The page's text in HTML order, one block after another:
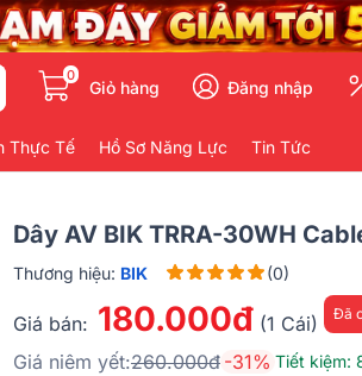
0
Giỏ hàng Đăng nhập
Thực Tế Hồ Sơ Năng Lực Tin Tức
Dây AV BIK TRRA-30WH
Thương hiệu: BIK (0)
Giá bán: 180.000đ (1 Cái) Đã
Giá niêm yết:260.000đ -31% Tiết kiệm: